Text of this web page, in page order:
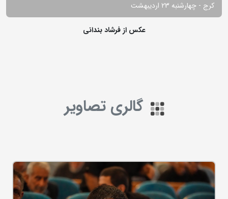
کرج - چهارشنبه 23 اردیبهشت
عکس از فرشاد بندانی
گالری تصاویر